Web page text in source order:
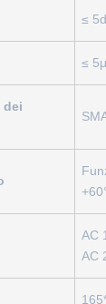
≤
≤
dei
AC
AC